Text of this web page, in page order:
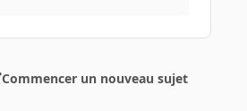
Commencer un nouveau sujet